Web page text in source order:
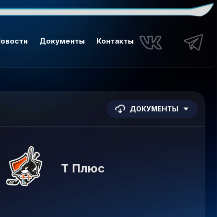
Документы Контакты
ДОКУМЕНТЫ
Т Плюс